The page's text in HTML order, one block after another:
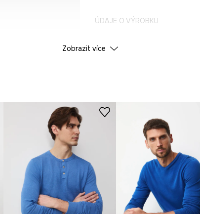
ÚDAJE O VÝROBKU
Barva
Výrobce
Zobrazit více